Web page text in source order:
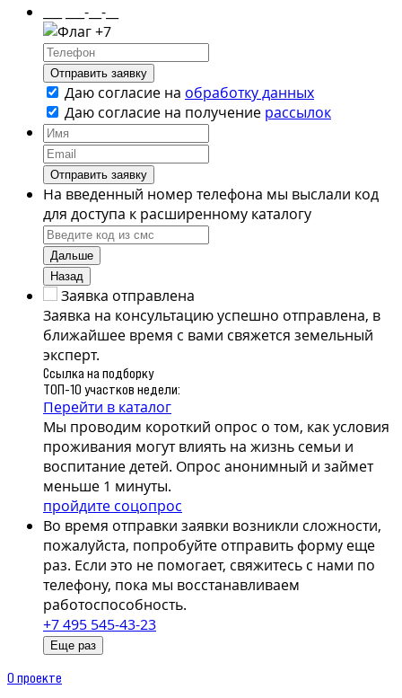
___ ___-__-__
+7
Отправить заявку
Даю согласие на обработку данных
Даю согласие на получение рассылок
Отправить заявку
На введенный номер телефона мы выслали код
для доступа к расширенному каталогу
Дальше
Назад
Заявка отправлена
Заявка на консультацию успешно отправлена, в
ближайшее время с вами свяжется земельный
эксперт.
Ссылка на подборку
ТОП-10 участков недели:
Перейти в каталог
Мы проводим короткий опрос о том, как условия
проживания могут влиять на жизнь семьи и
воспитание детей. Опрос анонимный и займет
меньше 1 минуты.
пройдите соцопрос
Во время отправки заявки возникли сложности,
пожалуйста, попробуйте отправить форму еще
раз. Если это не помогает, свяжитесь с нами по
телефону, пока мы восстанавливаем
работоспособность.
+7 495 545-43-23
Еще раз
О проекте